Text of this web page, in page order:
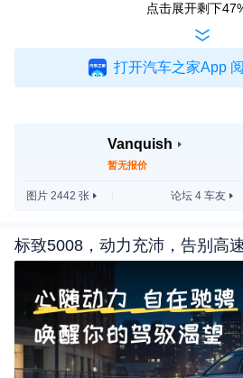
来看谍照，新车整体依旧
造型，采用哑光车漆涂装，并
绿色涂装点缀。比较有意思的
气口，同时在底部扩散器位置
有八个排气管。不过预计测试
仅仅是保留的原车身组件，而且
ssions Test”即“排气测试”，预
点击展开剩下47
打开汽车之家App
Vanquish
暂无报价
图片 2442 张 论坛 4 车友
标致5008，动力充沛，告别高